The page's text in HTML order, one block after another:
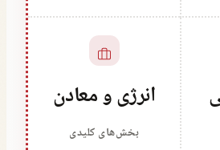
انرژی و معادن
بخش‌های کلیدی